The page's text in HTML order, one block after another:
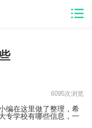
6095次浏览
编在这里做了整理，希
专学校有哪些信息，一